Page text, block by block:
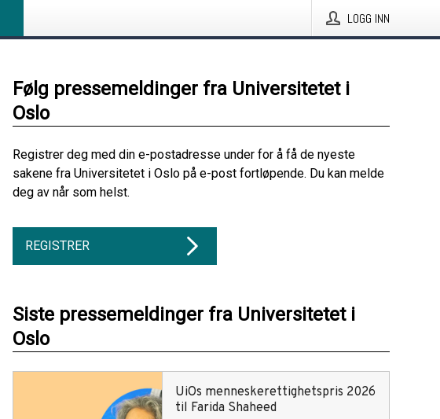
LOGG INN
Følg pressemeldinger fra Universitetet i
Oslo
Registrer deg med din e-postadresse under for å få de nyeste
sakene fra Universitetet i Oslo på e-post fortløpende. Du kan melde
deg av når som helst.
REGISTRER
Siste pressemeldinger fra Universitetet i
Oslo
UiOs menneskerettighetspris 2026
til Farida Shaheed